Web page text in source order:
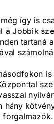
így is
a Jobbik
tartaná
hány
forgalmazók.